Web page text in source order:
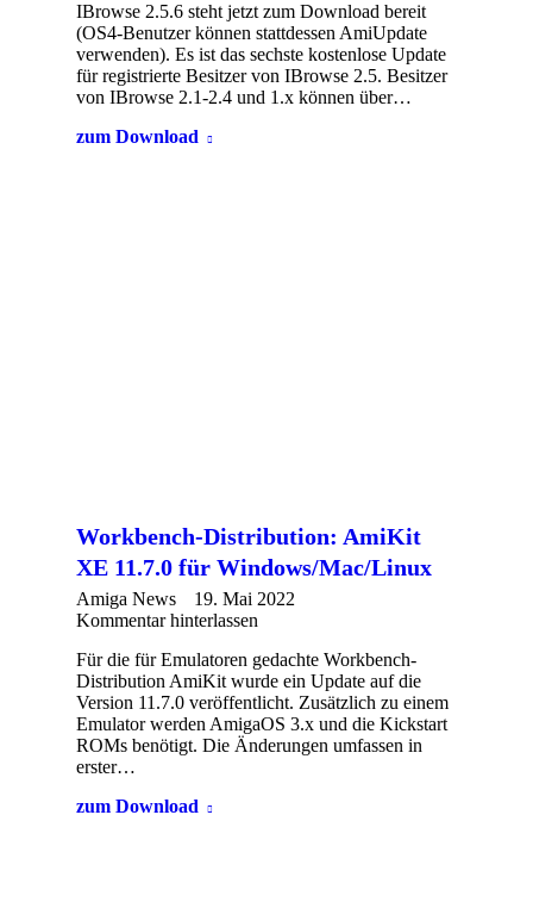
IBrowse 2.5.6 steht jetzt zum Download bereit
(OS4-Benutzer können stattdessen AmiUpdate
verwenden). Es ist das sechste kostenlose Update
für registrierte Besitzer von IBrowse 2.5. Besitzer
von IBrowse 2.1-2.4 und 1.x können über…
zum Download
Workbench-Distribution: AmiKit
XE 11.7.0 für Windows/Mac/Linux
Amiga News
19. Mai 2022
Kommentar hinterlassen
Für die für Emulatoren gedachte Workbench-
Distribution AmiKit wurde ein Update auf die
Version 11.7.0 veröffentlicht. Zusätzlich zu einem
Emulator werden AmigaOS 3.x und die Kickstart
ROMs benötigt. Die Änderungen umfassen in
erster…
zum Download